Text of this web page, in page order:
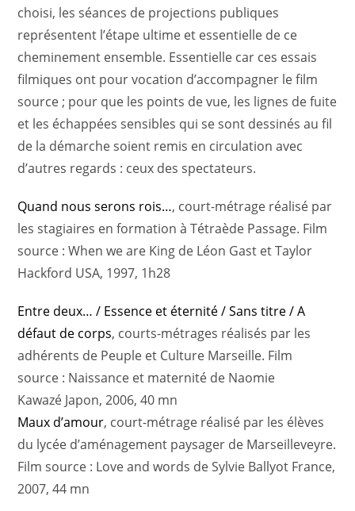
choisi, les séances de projections publiques
représentent l’étape ultime et essentielle de ce
cheminement ensemble. Essentielle car ces essais
filmiques ont pour vocation d’accompagner le film
source ; pour que les points de vue, les lignes de fuite
et les échappées sensibles qui se sont dessinés au fil
de la démarche soient remis en circulation avec
d’autres regards : ceux des spectateurs.
Quand nous serons rois…, court-métrage réalisé par
les stagiaires en formation à Tétraède Passage. Film
source : When we are King de Léon Gast et Taylor
Hackford USA, 1997, 1h28
Entre deux… / Essence et éternité / Sans titre / A
défaut de corps, courts-métrages réalisés par les
adhérents de Peuple et Culture Marseille. Film
source : Naissance et maternité de Naomie
Kawazé Japon, 2006, 40 mn
Maux d’amour, court-métrage réalisé par les élèves
du lycée d’aménagement paysager de Marseilleveyre.
Film source : Love and words de Sylvie Ballyot France,
2007, 44 mn